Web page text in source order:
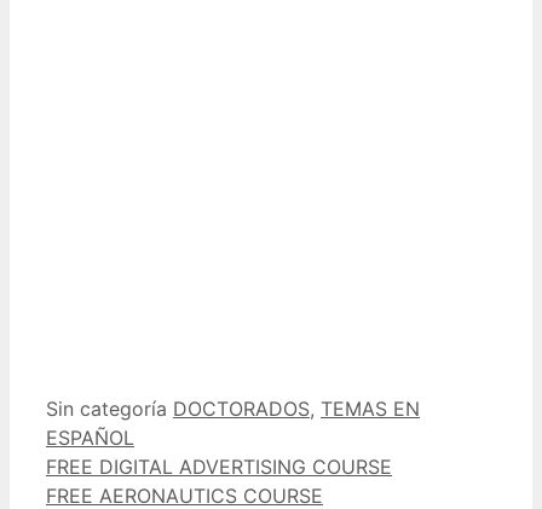
Categorías
Sin categoría Etiquetas
DOCTORADOS, TEMAS EN
ESPAÑOL
FREE DIGITAL ADVERTISING COURSE
FREE AERONAUTICS COURSE